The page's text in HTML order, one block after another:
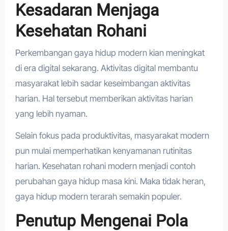
Kesadaran Menjaga
Kesehatan Rohani
Perkembangan gaya hidup modern kian meningkat
di era digital sekarang. Aktivitas digital membantu
masyarakat lebih sadar keseimbangan aktivitas
harian. Hal tersebut memberikan aktivitas harian
yang lebih nyaman.
Selain fokus pada produktivitas, masyarakat modern
pun mulai memperhatikan kenyamanan rutinitas
harian. Kesehatan rohani modern menjadi contoh
perubahan gaya hidup masa kini. Maka tidak heran,
gaya hidup modern terarah semakin populer.
Penutup Mengenai Pola